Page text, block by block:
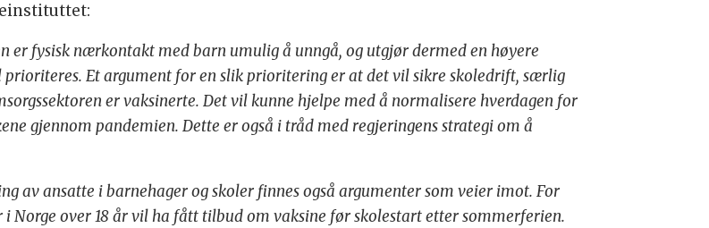
er fysisk nærkontakt med barn umulig å unngå, og utgjør dermed en høyere
Et argument for en slik prioritering er at det vil sikre skoledrift, særlig
er vaksinerte. Det vil kunne hjelpe med å normalisere hverdagen for
gjennom pandemien. Dette er også i tråd med regjeringens strategi om å
av ansatte i barnehager og skoler finnes også argumenter som veier imot. For
Norge over 18 år vil ha fått tilbud om vaksine før skolestart etter sommerferien.